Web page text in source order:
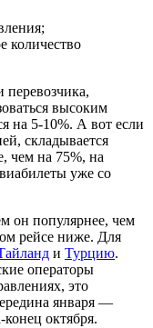
количество
высоким
на 5-10%. А вот если
складывается
чем на 75%, на
уже со
он популярнее, чем
рейсе ниже. Для
и Турцию.
операторы
это
января —
октября.